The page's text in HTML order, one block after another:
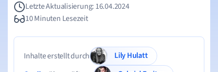
Letzte Aktualisierung: 16.04.2024
10 Minuten Lesezeit
Inhalte erstellt durch
Lily Hulatt